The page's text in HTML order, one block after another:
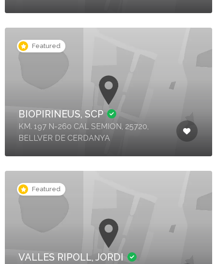
Featured
BIOPIRINEUS, SCP
KM. 197 N-260 CAL SEMION, 25720,
BELLVER DE CERDANYA
Featured
VALLES RIPOLL, JORDI